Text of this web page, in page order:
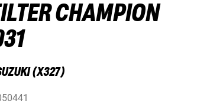
CHAMPION
(X327)